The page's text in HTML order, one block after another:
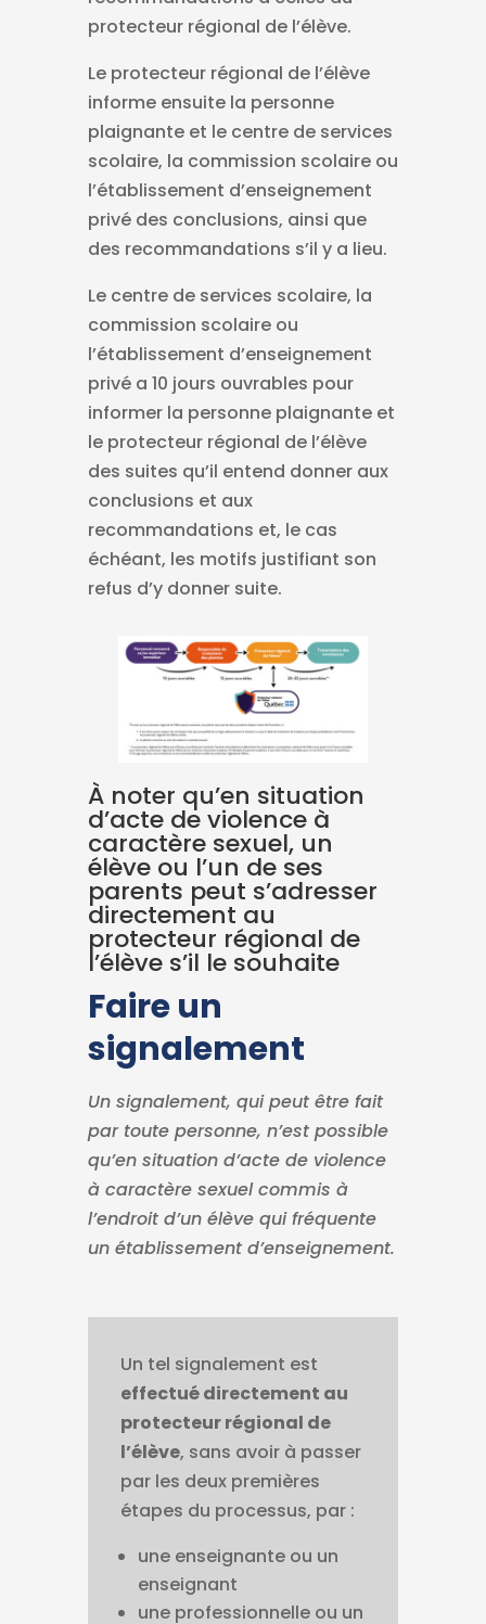
protecteur régional de l’élève.
Le protecteur régional de l’élève
informe ensuite la personne
plaignante et le centre de services
scolaire, la commission scolaire ou
l’établissement d’enseignement
privé des conclusions, ainsi que
des recommandations s’il y a lieu.
Le centre de services scolaire, la
commission scolaire ou
l’établissement d’enseignement
privé a 10 jours ouvrables pour
informer la personne plaignante et
le protecteur régional de l’élève
des suites qu’il entend donner aux
conclusions et aux
recommandations et, le cas
échéant, les motifs justifiant son
refus d’y donner suite.
À noter qu’en situation
d’acte de violence à
caractère sexuel, un
élève ou l’un de ses
parents peut s’adresser
directement au
protecteur régional de
l’élève s’il le souhaite
Faire un
signalement
Un signalement, qui peut être fait
par toute personne, n’est possible
qu’en situation d’acte de violence
à caractère sexuel commis à
l’endroit d’un élève qui fréquente
un établissement d’enseignement.
Un tel signalement est
effectué directement au
protecteur régional de
l’élève, sans avoir à passer
par les deux premières
étapes du processus, par :
une enseignante ou un
enseignant
une professionnelle ou un